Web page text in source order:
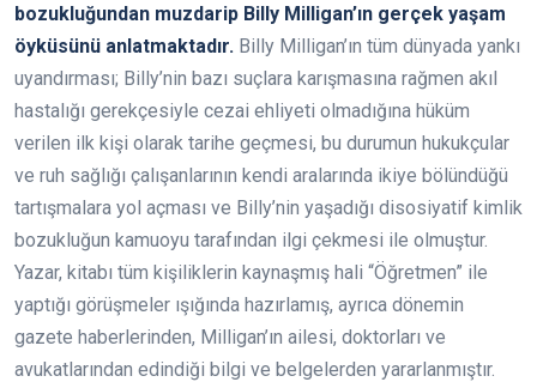
bozukluğundan muzdarip Billy Milligan’ın gerçek yaşam
öyküsünü anlatmaktadır. Billy Milligan’ın tüm dünyada yankı
uyandırması; Billy’nin bazı suçlara karışmasına rağmen akıl
hastalığı gerekçesiyle cezai ehliyeti olmadığına hüküm
verilen ilk kişi olarak tarihe geçmesi, bu durumun hukukçular
ve ruh sağlığı çalışanlarının kendi aralarında ikiye bölündüğü
tartışmalara yol açması ve Billy’nin yaşadığı disosiyatif kimlik
bozukluğun kamuoyu tarafından ilgi çekmesi ile olmuştur.
Yazar, kitabı tüm kişiliklerin kaynaşmış hali “Öğretmen” ile
yaptığı görüşmeler ışığında hazırlamış, ayrıca dönemin
gazete haberlerinden, Milligan’ın ailesi, doktorları ve
avukatlarından edindiği bilgi ve belgelerden yararlanmıştır.